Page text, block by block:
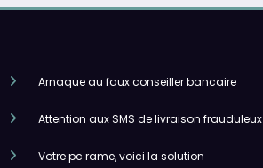
Arnaque au faux conseiller bancaire
Attention aux SMS de livraison frauduleux
Votre pc rame, voici la solution